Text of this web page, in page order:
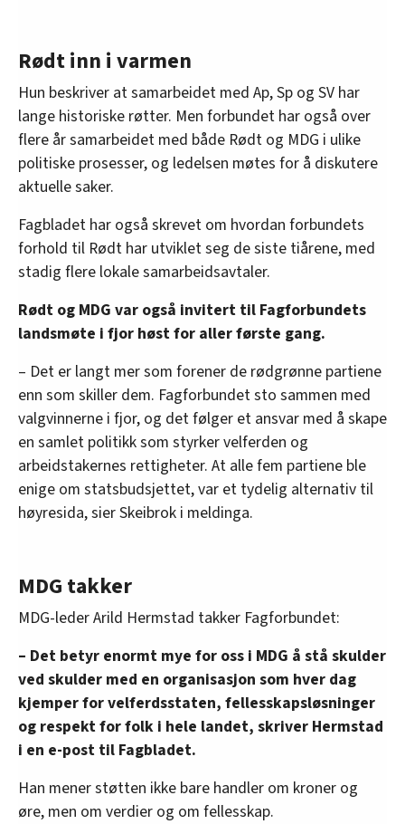
Rødt inn i varmen
Hun beskriver at samarbeidet med Ap, Sp og SV har
lange historiske røtter. Men forbundet har også over
flere år samarbeidet med både Rødt og MDG i ulike
politiske prosesser, og ledelsen møtes for å diskutere
aktuelle saker.
Fagbladet har også skrevet om hvordan forbundets
forhold til Rødt har utviklet seg de siste tiårene, med
stadig flere lokale samarbeidsavtaler.
Rødt og MDG var også invitert til Fagforbundets
landsmøte i fjor høst for aller første gang.
– Det er langt mer som forener de rødgrønne partiene
enn som skiller dem. Fagforbundet sto sammen med
valgvinnerne i fjor, og det følger et ansvar med å skape
en samlet politikk som styrker velferden og
arbeidstakernes rettigheter. At alle fem partiene ble
enige om statsbudsjettet, var et tydelig alternativ til
høyresida, sier Skeibrok i meldinga.
MDG takker
MDG-leder Arild Hermstad takker Fagforbundet:
– Det betyr enormt mye for oss i MDG å stå skulder
ved skulder med en organisasjon som hver dag
kjemper for velferdsstaten, fellesskapsløsninger
og respekt for folk i hele landet, skriver Hermstad
i en e-post til Fagbladet.
Han mener støtten ikke bare handler om kroner og
øre, men om verdier og om fellesskap.